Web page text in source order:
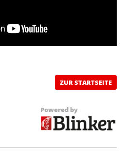
ZUR STARTSEITE
Powered by